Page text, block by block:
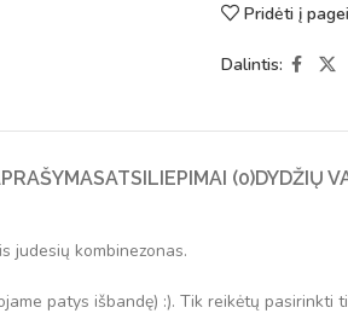
Pridėti į
Dalintis:
ATSILIEPIMAI (0)DYDŽIŲ
judesių kombinezonas.
patys išbandę) :). Tik reikėtų pasirinkti